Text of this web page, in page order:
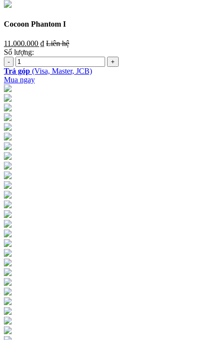
Cocoon Phantom I
11.000.000 ₫ Liên hệ
Số lượng:
Trả góp (Visa, Master, JCB)
Mua ngay